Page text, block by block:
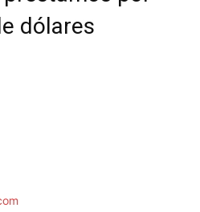
dólares